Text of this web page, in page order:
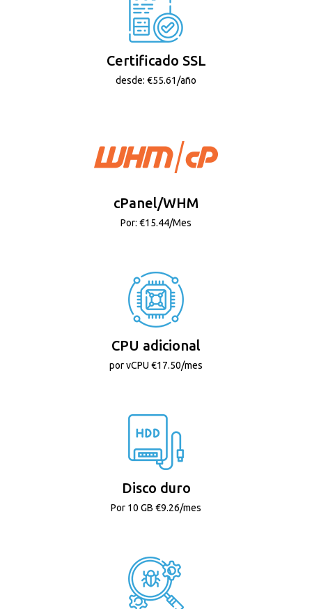
Certificado SSL
desde: €55.61/año
cPanel/WHM
Por: €15.44/Mes
CPU adicional
por vCPU €17.50/mes
Disco duro
Por 10 GB €9.26/mes